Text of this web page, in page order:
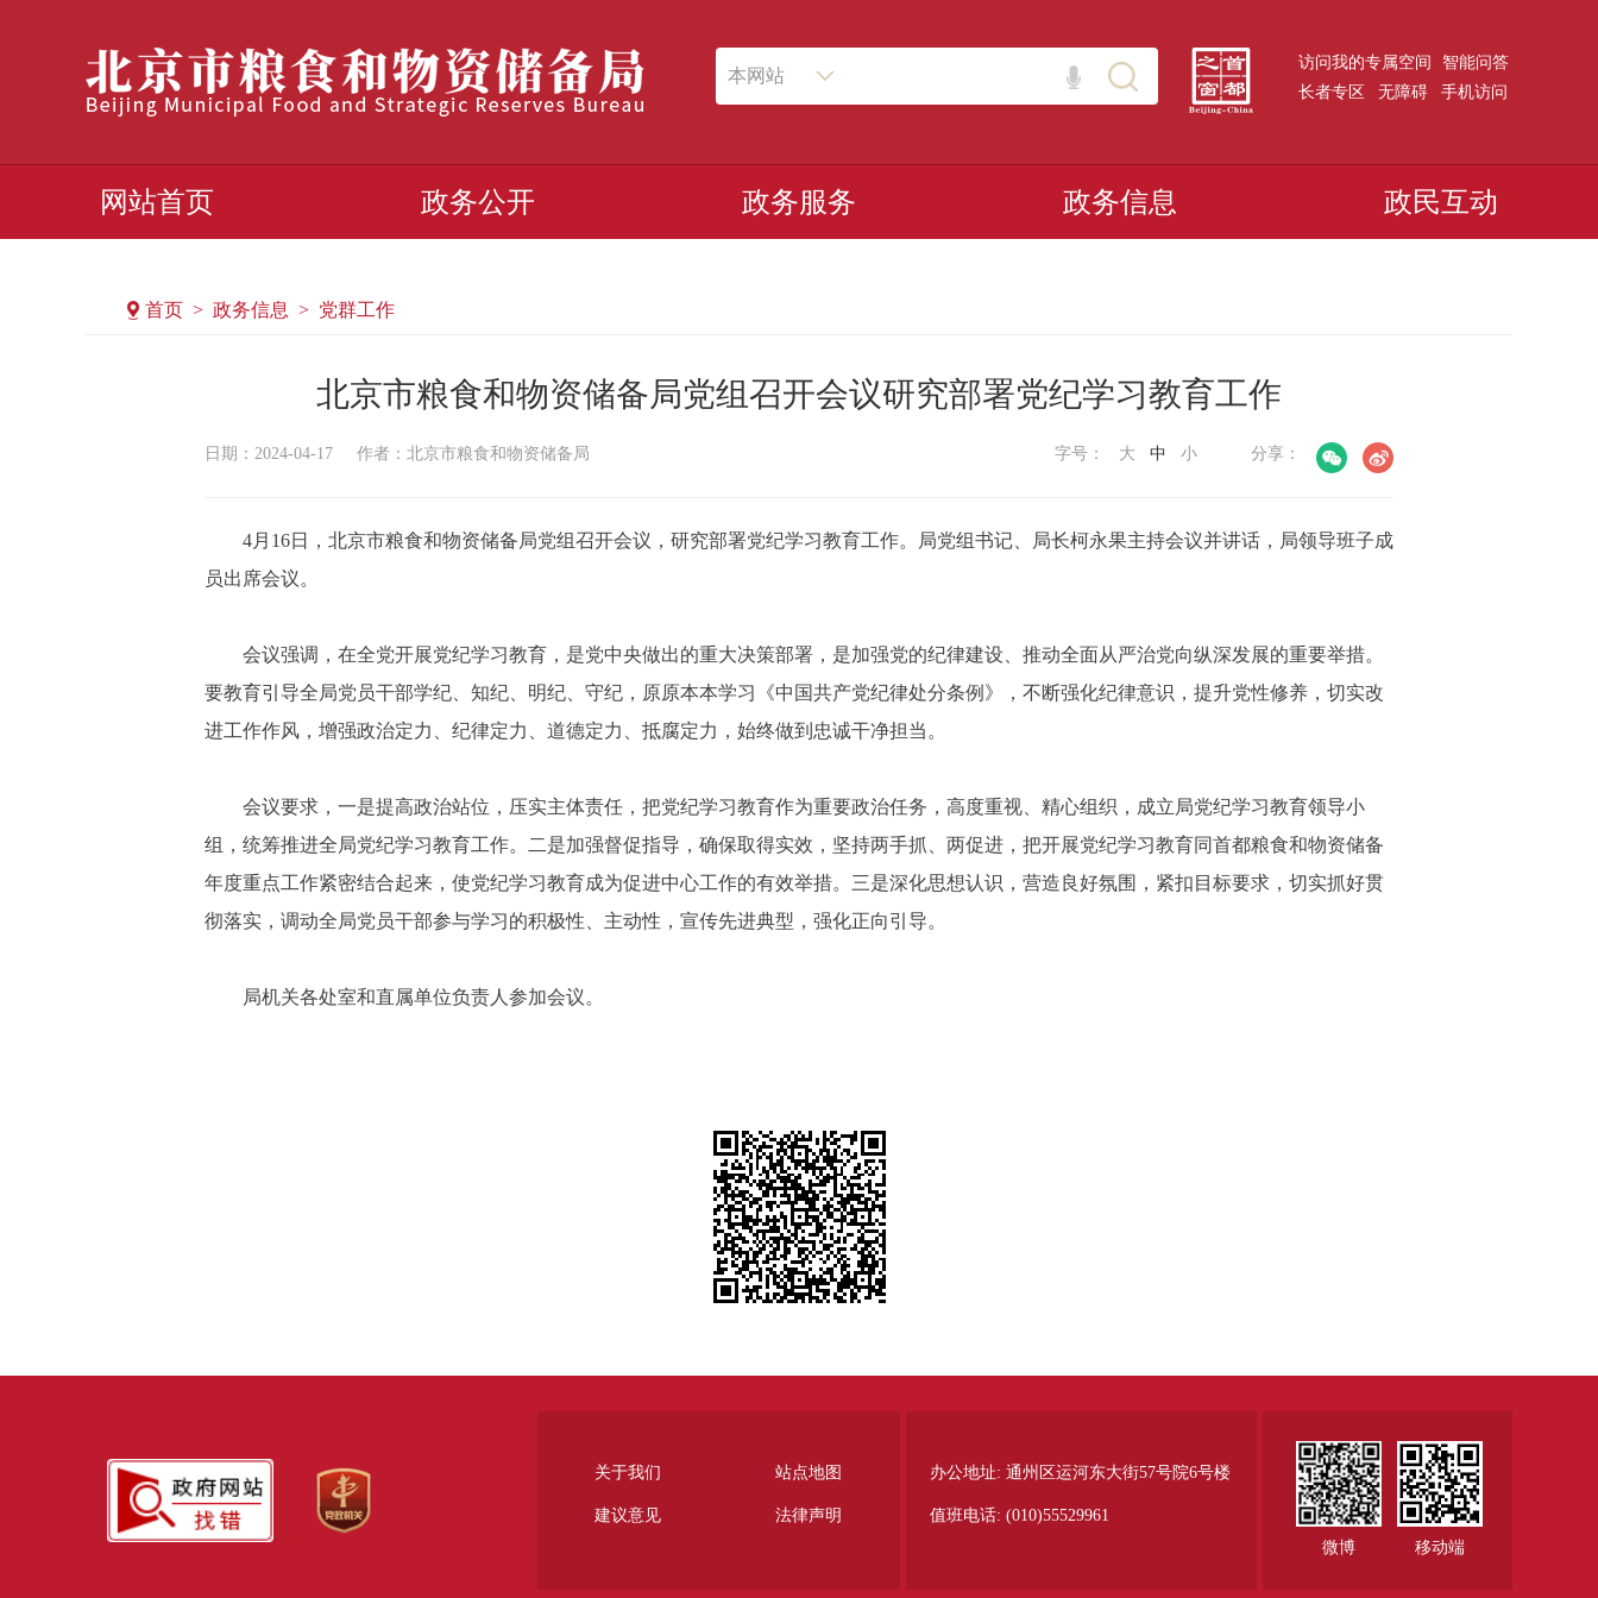
本网站
访问我的专属空间
智能问答
长者专区
无障碍 手机访问
网站首页 政务公开 政务服务 政务信息 政民互动
首页 > 政务信息 > 党群工作
北京市粮食和物资储备局党组召开会议研究部署党纪学习教育工作
日期：2024-04-17 作者：北京市粮食和物资储备局 分享：
字号： 大 中 小
4月16日，北京市粮食和物资储备局党组召开会议，研究部署党纪学习教育工作。局党组书记、局长柯永果主持会议并讲话，局领导班子成
员出席会议。
会议强调，在全党开展党纪学习教育，是党中央做出的重大决策部署，是加强党的纪律建设、推动全面从严治党向纵深发展的重要举措。
要教育引导全局党员干部学纪、知纪、明纪、守纪，原原本本学习《中国共产党纪律处分条例》，不断强化纪律意识，提升党性修养，切实改
进工作作风，增强政治定力、纪律定力、道德定力、抵腐定力，始终做到忠诚干净担当。
会议要求，一是提高政治站位，压实主体责任，把党纪学习教育作为重要政治任务，高度重视、精心组织，成立局党纪学习教育领导小
组，统筹推进全局党纪学习教育工作。二是加强督促指导，确保取得实效，坚持两手抓、两促进，把开展党纪学习教育同首都粮食和物资储备
年度重点工作紧密结合起来，使党纪学习教育成为促进中心工作的有效举措。三是深化思想认识，营造良好氛围，紧扣目标要求，切实抓好贯
彻落实，调动全局党员干部参与学习的积极性、主动性，宣传先进典型，强化正向引导。
局机关各处室和直属单位负责人参加会议。
微博 移动端
办公地址: 通州区运河东大街57号院6号楼
值班电话: (010)55529961
关于我们 站点地图
建议意见 法律声明